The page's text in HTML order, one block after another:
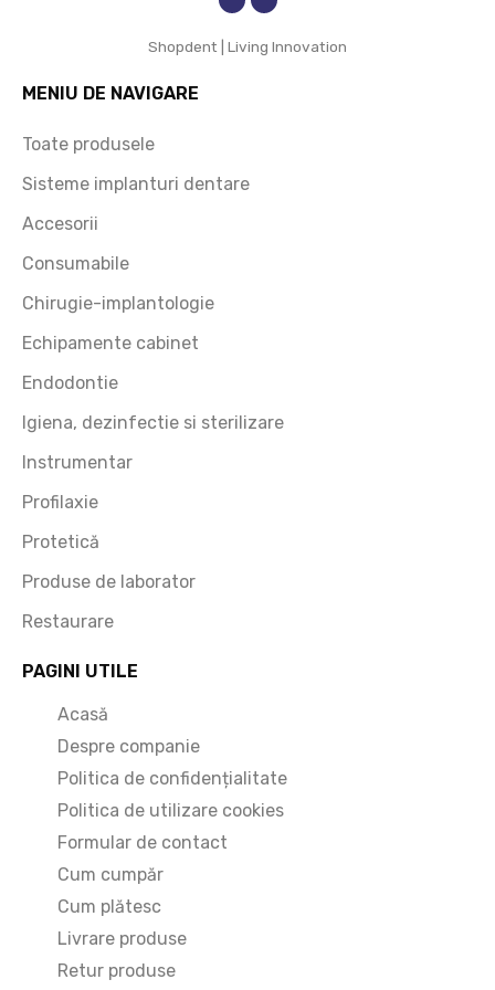
încred
Shopdent | Living Innovation
MENIU DE NAVIGARE
Toate produsele
Sisteme implanturi dentare
Accesorii
Consumabile
Chirugie-implantologie
Echipamente cabinet
Endodontie
Igiena, dezinfectie si sterilizare
Instrumentar
Profilaxie
Protetică
Produse de laborator
Restaurare
PAGINI UTILE
Acasă
Despre companie
Politica de confidențialitate
Politica de utilizare cookies
Formular de contact
Cum cumpăr
Cum plătesc
Livrare produse
Retur produse